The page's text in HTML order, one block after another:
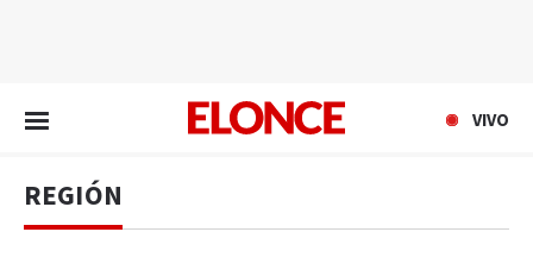
VIVO
REGIÓN